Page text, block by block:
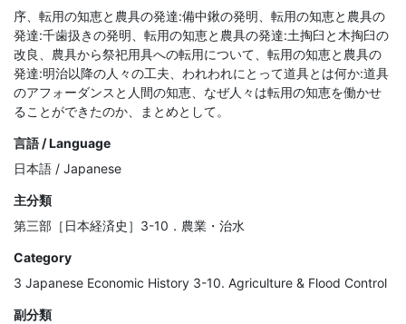
序、転用の知恵と農具の発達:備中鍬の発明、転用の知恵と農具の
発達:千歯扱きの発明、転用の知恵と農具の発達:土掏臼と木掏臼の
改良、農具から祭祀用具への転用について、転用の知恵と農具の
発達:明治以降の人々の工夫、われわれにとって道具とは何か:道具
のアフォーダンスと人間の知恵、なぜ人々は転用の知恵を働かせ
ることができたのか、まとめとして。
言語 / Language
日本語 / Japanese
主分類
第三部［日本経済史］3-10．農業・治水
Category
3 Japanese Economic History 3-10. Agriculture & Flood Control
副分類